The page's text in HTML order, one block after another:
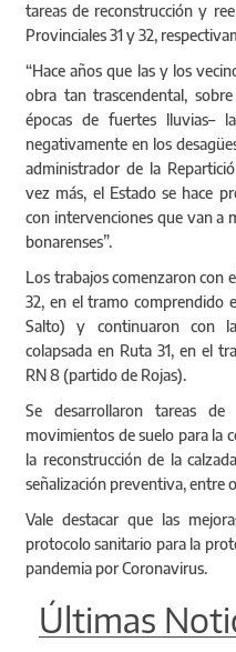
tareas de reconstrucción y
Provinciales 31 y 32,
“Hace años que las y los
obra tan trascendental,
épocas de fuertes lluvias–
negativamente en los
administrador de la
vez más, el Estado se hace
con intervenciones que van a
bonarenses”.
Los trabajos comenzaron con
32, en el tramo comprendido
Salto) y continuaron con
colapsada en Ruta 31, en el
RN 8 (partido de Rojas).
Se desarrollaron tareas
movimientos de suelo para la
la reconstrucción de la
señalización preventiva, entre
Vale destacar que las
protocolo sanitario para la
pandemia por Coronavirus.
Últimas